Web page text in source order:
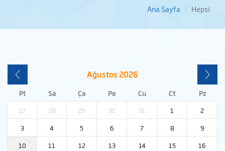
Ana Sayfa Hepsi
Ağustos2026
Pt Sa Ça Pe Cu Ct Pz
27 28 29 30 31 1
2
3
4 5 6 7 8
9
10
11 12 13 14 15
16